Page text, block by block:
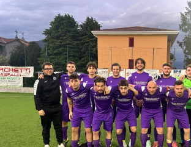
quanto
successo
negli
Ottavi
di
Finale